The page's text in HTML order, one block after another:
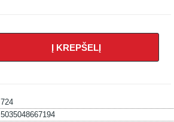
Į KREPŠELĮ
724
5035048667194